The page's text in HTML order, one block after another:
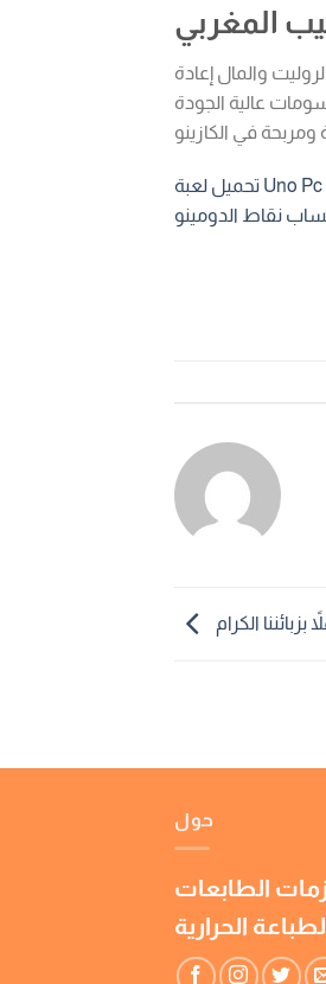
المغربي
والمال إعادة
عالية الجودة
تحميل لعبة Uno Pc
نقاط الدومينو
حول
الطابعات
الحرارية